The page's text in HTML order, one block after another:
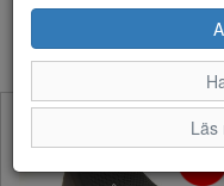
Sortera efter:
Läs